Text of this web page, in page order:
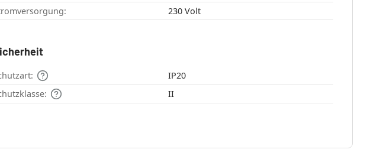
230 Volt
IP20
II